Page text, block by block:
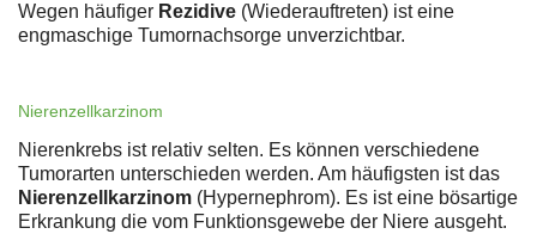
Wegen häufiger Rezidive (Wiederauftreten) ist eine
engmaschige Tumornachsorge unverzichtbar.
Nierenzellkarzinom
Nierenkrebs ist relativ selten. Es können verschiedene
Tumorarten unterschieden werden. Am häufigsten ist das
Nierenzellkarzinom (Hypernephrom). Es ist eine bösartige
Erkrankung die vom Funktionsgewebe der Niere ausgeht.